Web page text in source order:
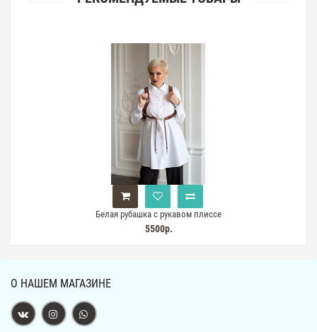
Белая рубашка с рукавом плиссе
5500р.
О НАШЕМ МАГАЗИНЕ